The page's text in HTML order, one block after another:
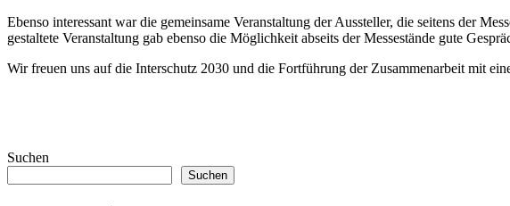
Ebenso interessant war die gemeinsame Veranstaltung der Aussteller, die seitens der
gestaltete Veranstaltung gab ebenso die Möglichkeit abseits der Messestände gute
Wir freuen uns auf die Interschutz 2030 und die Fortführung der Zusammenarbeit mit
Suchen
Suchen